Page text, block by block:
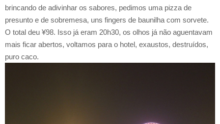
brincando de adivinhar os sabores, pedimos uma pizza de
presunto e de sobremesa, uns fingers de baunilha com sorvete.
O total deu ¥98. Isso já eram 20h30, os olhos já não aguentavam
mais ficar abertos, voltamos para o hotel, exaustos, destruídos,
puro caco.